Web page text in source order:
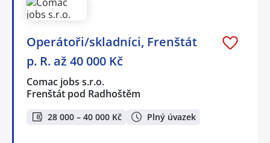
Operátoři/skladníci, Frenštát
p. R. až 40 000 Kč
Comac jobs s.r.o.
Frenštát pod Radhoštěm
28 000 – 40 000 Kč Plný úvazek